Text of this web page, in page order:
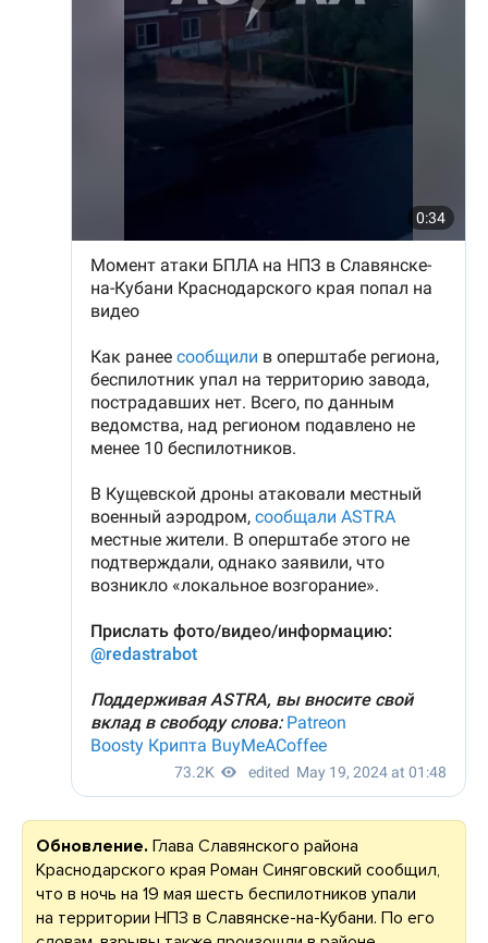
Обновление. Глава Славянского района
Краснодарского края Роман Синяговский сообщил,
что в ночь на 19 мая шесть беспилотников упали
на территории НПЗ в Славянске-на-Кубани. По его